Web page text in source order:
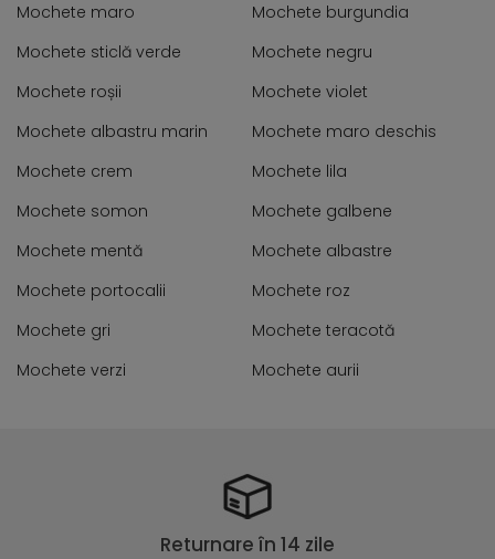
Mochete maro
Mochete burgundia
Mochete sticlă verde
Mochete negru
Mochete roșii
Mochete violet
Mochete albastru marin
Mochete maro deschis
Mochete crem
Mochete lila
Mochete somon
Mochete galbene
Mochete mentă
Mochete albastre
Mochete portocalii
Mochete roz
Mochete gri
Mochete teracotă
Mochete verzi
Mochete aurii
Returnare în 14 zile